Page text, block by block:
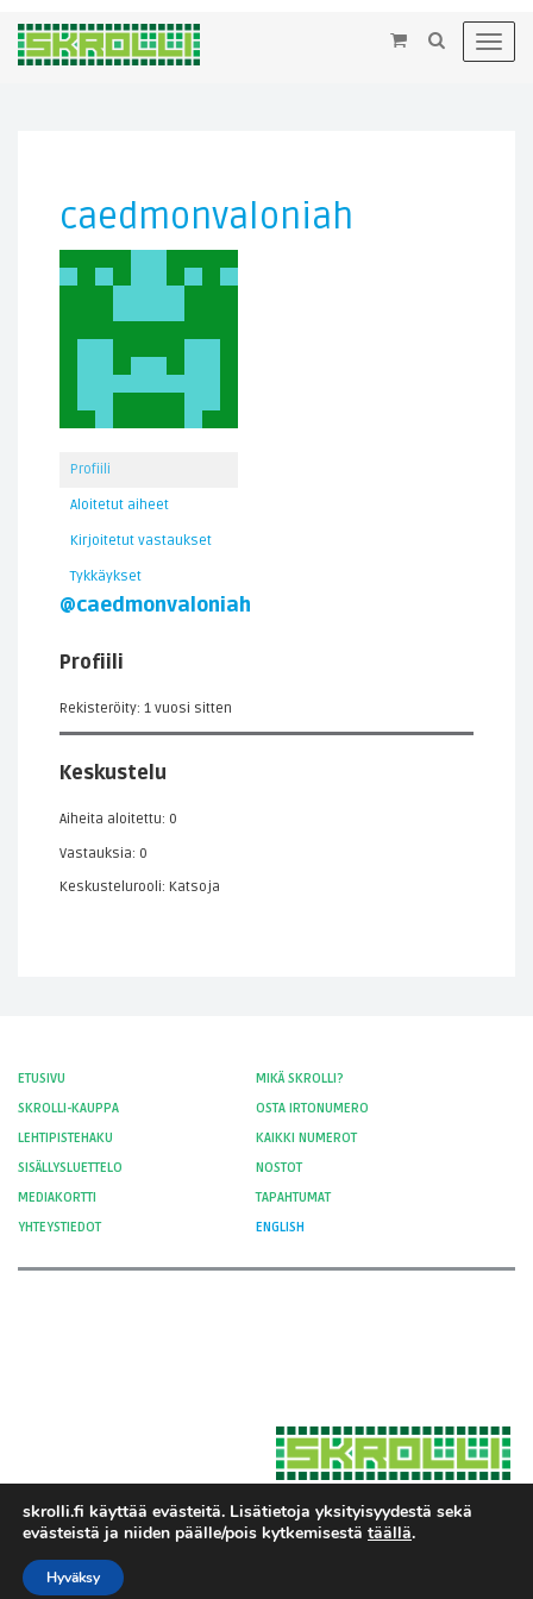
×
caedmonvaloniah
Profiili
Aloitetut aiheet
Kirjoitetut vastaukset
Tykkäykset
@caedmonvaloniah
Profiili
Rekisteröity: 1 vuosi sitten
Keskustelu
Aiheita aloitettu: 0
Vastauksia: 0
Keskustelurooli: Katsoja
ETUSIVU
MIKÄ SKROLLI?
SKROLLI-KAUPPA
OSTA IRTONUMERO
LEHTIPISTEHAKU
KAIKKI NUMEROT
SISÄLLYSLUETTELO
NOSTOT
MEDIAKORTTI
TAPAHTUMAT
YHTEYSTIEDOT
ENGLISH
Hosted by Moment Digital
skrolli.fi käyttää evästeitä. Lisätietoja yksityisyydestä sekä
evästeistä ja niiden päälle/pois kytkemisestä täällä.
Hyväksy